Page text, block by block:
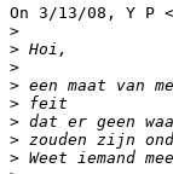
On 3/13/08, Y P <
>
>
>
>
>
>
>
>